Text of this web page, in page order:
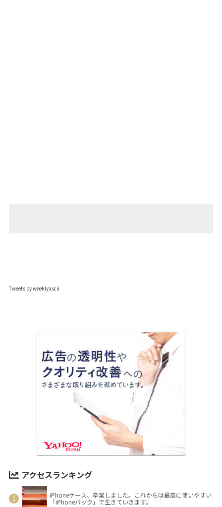
Tweets by weeklyascii
アクセスランキング
iPhoneケース、卒業しました。これからは最高に使いやすい
「iPhoneバック」で生きていきます。